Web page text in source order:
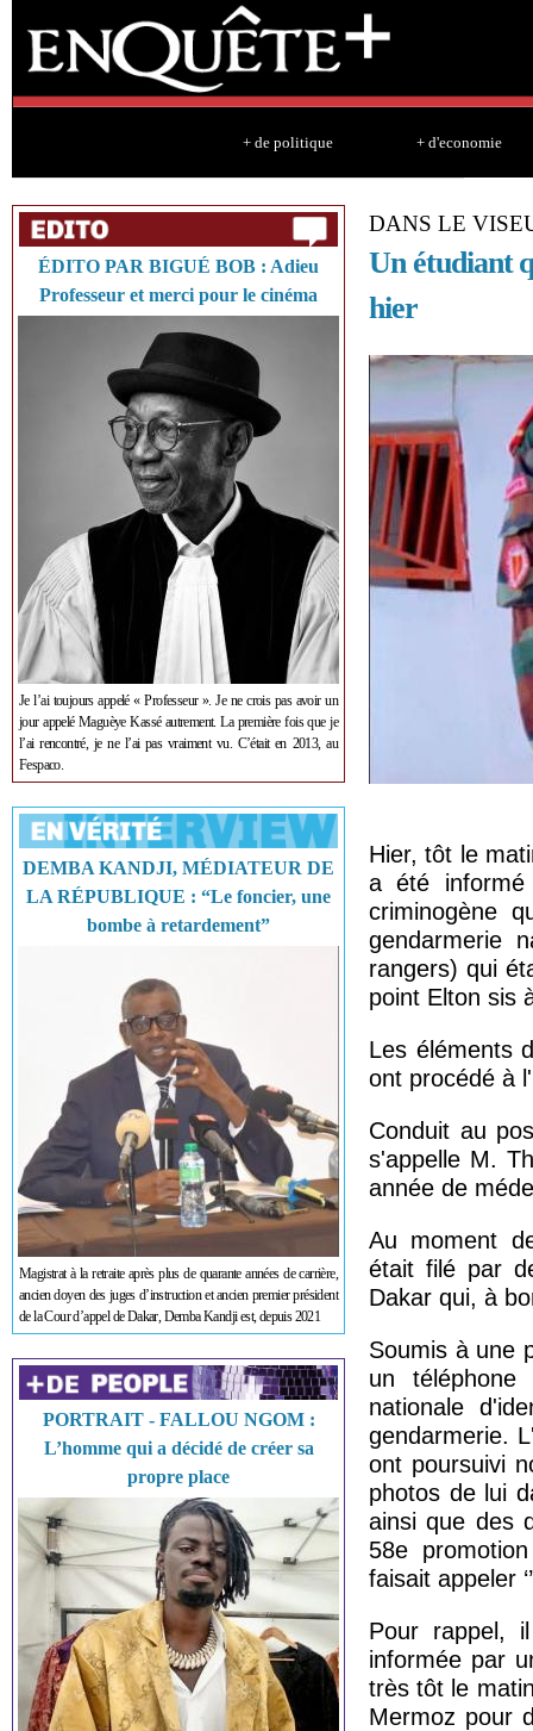
+ de politique + d'economie
ÉDITO PAR BIGUÉ BOB : Adieu
Professeur et merci pour le cinéma
Je l’ai toujours appelé « Professeur ». Je ne crois pas avoir un
jour appelé Maguèye Kassé autrement. La première fois que je
l’ai rencontré, je ne l’ai pas vraiment vu. C’était en 2013, au
Fespaco.
DEMBA KANDJI, MÉDIATEUR DE
LA RÉPUBLIQUE : “Le foncier, une
bombe à retardement”
Magistrat à la retraite après plus de quarante années de carrière,
ancien doyen des juges d’instruction et ancien premier président
de la Cour d’appel de Dakar, Demba Kandji est, depuis 2021
PORTRAIT - FALLOU NGOM :
L’homme qui a décidé de créer sa
propre place
DANS LE
Un étudiant
hier
Hier, tôt le
a été
criminogène
gendarmerie
rangers) qui
point Elton sis
Les éléments
ont procédé à
Conduit au
s'appelle M.
année de
Au moment
était filé par
Dakar qui, à
Soumis à une
un
nationale
gendarmerie.
ont poursuivi
photos de lui
ainsi que des
58e
faisait appeler
Pour rappel,
informée par
très tôt le
Mermoz pour